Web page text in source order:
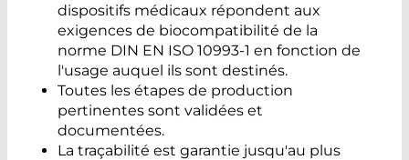
dispositifs médicaux répondent aux
exigences de biocompatibilité de la
norme DIN EN ISO 10993-1 en fonction de
l'usage auquel ils sont destinés.
Toutes les étapes de production
pertinentes sont validées et
documentées.
La traçabilité est garantie jusqu'au plus